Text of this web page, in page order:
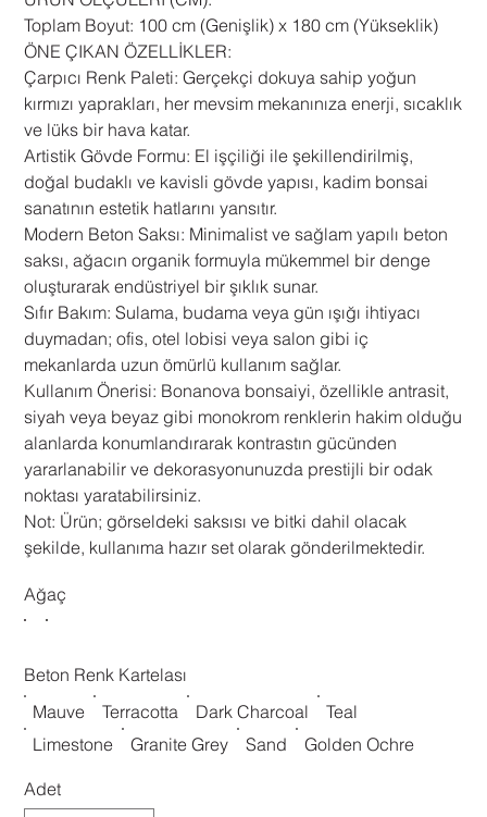
​Toplam Boyut: 100 cm (Genişlik) x 180 cm (Yükseklik)
​ÖNE ÇIKAN ÖZELLİKLER:
​Çarpıcı Renk Paleti: Gerçekçi dokuya sahip yoğun
kırmızı yaprakları, her mevsim mekanınıza enerji, sıcaklık
ve lüks bir hava katar.
​Artistik Gövde Formu: El işçiliği ile şekillendirilmiş,
doğal budaklı ve kavisli gövde yapısı, kadim bonsai
sanatının estetik hatlarını yansıtır.
​Modern Beton Saksı: Minimalist ve sağlam yapılı beton
saksı, ağacın organik formuyla mükemmel bir denge
oluşturarak endüstriyel bir şıklık sunar.
​Sıfır Bakım: Sulama, budama veya gün ışığı ihtiyacı
duymadan; ofis, otel lobisi veya salon gibi iç
mekanlarda uzun ömürlü kullanım sağlar.
​Kullanım Önerisi: Bonanova bonsaiyi, özellikle antrasit,
siyah veya beyaz gibi monokrom renklerin hakim olduğu
alanlarda konumlandırarak kontrastın gücünden
yararlanabilir ve dekorasyonunuzda prestijli bir odak
noktası yaratabilirsiniz.
​Not: Ürün; görseldeki saksısı ve bitki dahil olacak
şekilde, kullanıma hazır set olarak gönderilmektedir.
Ağaç
Mauve Terracotta ​Dark Charcoal
Teal
Limestone
Granite Grey Sand Golden Ochre
Beton Renk Kartelası
Adet